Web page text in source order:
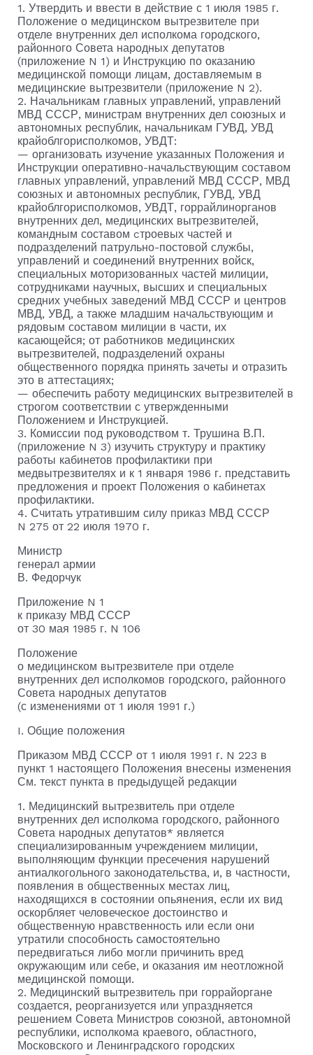
1. Утвердить и ввести в действие с 1 июля 1985 г.
Положение о медицинском вытрезвителе при
отделе внутренних дел исполкома городского,
районного Совета народных депутатов
(приложение N 1) и Инструкцию по оказанию
медицинской помощи лицам, доставляемым в
медицинские вытрезвители (приложение N 2).
2. Начальникам главных управлений, управлений
МВД СССР, министрам внутренних дел союзных и
автономных республик, начальникам ГУВД, УВД
крайоблгорисполкомов, УВДТ:
— организовать изучение указанных Положения и
Инструкции оперативно-начальствующим составом
главных управлений, управлений МВД СССР, МВД
союзных и автономных республик, ГУВД, УВД
крайоблгорисполкомов, УВДТ, горрайлинорганов
внутренних дел, медицинских вытрезвителей,
командным составом cтроевых частей и
подразделений патрульно-постовой службы,
управлений и соединений внутренних войск,
специальных моторизованных частей милиции,
сотрудниками научных, высших и специальных
средних учебных заведений МВД СССР и центров
МВД, УВД, а также младшим начальствующим и
рядовым составом милиции в части, их
касающейся; от работников медицинских
вытрезвителей, подразделений охраны
общественного порядка принять зачеты и отразить
это в аттестациях;
— обеспечить работу медицинских вытрезвителей в
строгом соответствии с утвержденными
Положением и Инструкцией.
3. Комиссии под руководством т. Трушина В.П.
(приложение N 3) изучить структуру и практику
работы кабинетов профилактики при
медвытрезвителях и к 1 января 1986 г. представить
предложения и проект Положения о кабинетах
профилактики.
4. Считать утратившим силу приказ МВД СССР
N 275 от 22 июля 1970 г.
Министр
генерал армии
В. Федорчук
Приложение N 1
к приказу МВД СССР
от 30 мая 1985 г. N 106
Положение
о медицинском вытрезвителе при отделе
внутренних дел исполкомов городского, районного
Совета народных депутатов
(с изменениями от 1 июля 1991 г.)
I. Общие положения
Приказом МВД СССР от 1 июля 1991 г. N 223 в
пункт 1 настоящего Положения внесены изменения
См. текст пункта в предыдущей редакции
1. Медицинский вытрезвитель при отделе
внутренних дел исполкома городского, районного
Совета народных депутатов* является
специализированным учреждением милиции,
выполняющим функции пресечения нарушений
антиалкогольного законодательства, и, в частности,
появления в общественных местах лиц,
находящихся в состоянии опьянения, если их вид
оскорбляет человеческое достоинство и
общественную нравственность или если они
утратили способность самостоятельно
передвигаться либо могли причинить вред
окружающим или себе, и оказания им неотложной
медицинской помощи.
2. Медицинский вытрезвитель при горрайоргане
создается, реорганизуется или упраздняется
решением Совета Министров союзной, автономной
республики, исполкома краевого, областного,
Московского и Ленинградского городских